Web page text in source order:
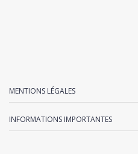
MENTIONS LÉGALES
INFORMATIONS IMPORTANTES